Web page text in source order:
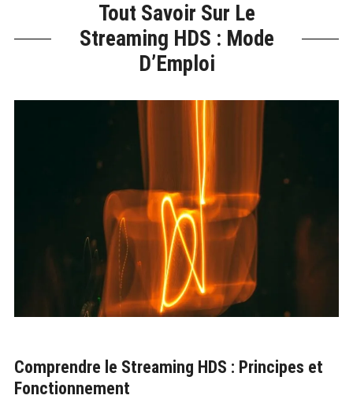
Tout Savoir Sur Le
Streaming HDS : Mode
D’Emploi
Comprendre le Streaming HDS : Principes et
Fonctionnement